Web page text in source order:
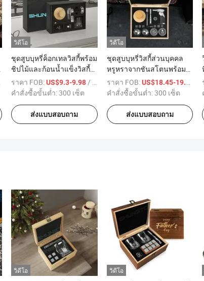
/ เตรียมตัว
วิดีโอ
ชุดสูบบุหรี่ค็อกเทลวิสกี้พร้อม
ชิปไม้และก้อนน้ำแข็งวิสกี้
ของขวัญสำหรับผู้ชาย
ราคา FOB:US$9.3-9.98 / เตรียมตัว
คำสั่งซื้อขั้นต่ำ:300 เซ็ต
ส่งแบบสอบถาม
วิดีโอ
ชุดสูบบุหรี่วิสกี้ส่วนบุคคล
หรูหราจากชันสโตนพร้อม
ลูกหินเย็นวิสกี้ชุดสูบบุหรี่
สำหรับวิสกี้ของขวัญสำหรับ
ราคา FOB:US$18.45-19.8
/
คำสั่งซื้อขั้นต่ำ:300 เซ็ต
ส่งแบบสอบถาม
วิดีโอ วิดีโอ